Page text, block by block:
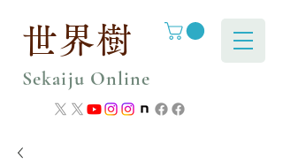
世界樹
Sekaiju Online